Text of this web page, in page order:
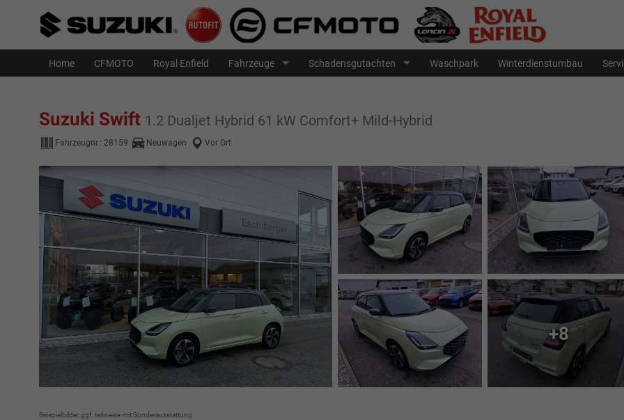
Home CFMOTO Royal Enfield Fahrzeuge Schadensgutachten Waschpark Winterdienstumbau
Suzuki Swift 1.2 Dualjet Hybrid 61 kW Comfort+ Mild-Hybrid
Fahrzeugnr.: 28159 Neuwagen Vor Ort
+8
Beispielbilder, ggf. teilweise mit Sonderausstattung